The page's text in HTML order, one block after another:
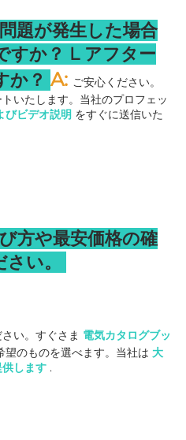
題が発生した場合
すか？ L アフター
か？ A: ご安心ください。
いたします。当社のプロフェッ
びビデオ説明 をすぐに送信いた
方や最安価格の確
い。
い。すぐさま 電気カタログブッ
のものを選べます。当社は 大
します .